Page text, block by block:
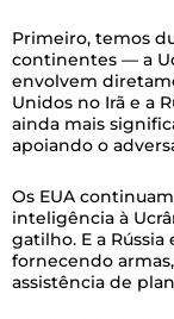
Primeiro, temos
continentes — a
envolvem
Unidos no Irã e a
ainda mais
apoiando o
Os EUA
inteligência à
gatilho. E a
fornecendo
assistência de